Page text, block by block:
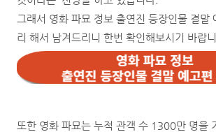
그래서 영화 파묘 정보 출연진 등장인물 결말
리 해서 남겨드리니 한번 확인해보시기 바랍
또한 영화 파묘는 누적 관객 수 1300만 명을